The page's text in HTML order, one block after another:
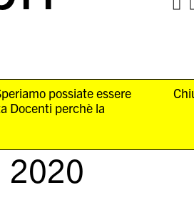
possiate essere
Docenti perchè la
2020